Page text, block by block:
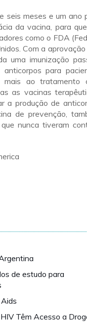
seis meses e um ano
da vacina, para
como o FDA
Com a
uma imunização
para
mais ao tratamento
as vacinas
a produção de
de prevenção,
nunca tiveram
de estudo para
Têm Acesso a